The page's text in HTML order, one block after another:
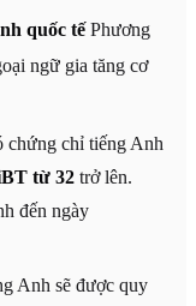
quốc tếPhương
ngữ gia tăng cơ
chứng chỉ tiếng Anh
từ 32trở lên.
đến ngày
Anh sẽ được quy